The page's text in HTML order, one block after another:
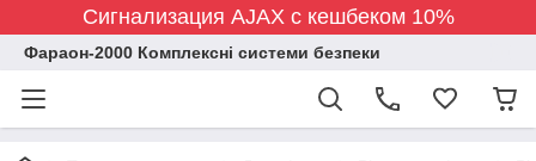
Сигнализация AJAX с кешбеком 10%
Фараон-2000 Комплексні системи безпеки